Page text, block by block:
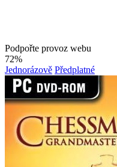
Podpořte provoz webu
72%
Jednorázově Předplatné